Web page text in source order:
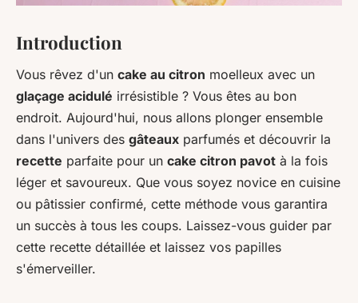
Introduction
Vous rêvez d'un cake au citron moelleux avec un
glaçage acidulé irrésistible ? Vous êtes au bon
endroit. Aujourd'hui, nous allons plonger ensemble
dans l'univers des gâteaux parfumés et découvrir la
recette parfaite pour un cake citron pavot à la fois
léger et savoureux. Que vous soyez novice en cuisine
ou pâtissier confirmé, cette méthode vous garantira
un succès à tous les coups. Laissez-vous guider par
cette recette détaillée et laissez vos papilles
s'émerveiller.